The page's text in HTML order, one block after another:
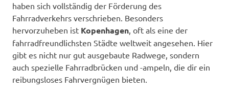
haben sich vollständig der Förderung des
Fahrradverkehrs verschrieben. Besonders
hervorzuheben ist Kopenhagen, oft als eine der
fahrradfreundlichsten Städte weltweit angesehen. Hier
gibt es nicht nur gut ausgebaute Radwege, sondern
auch spezielle Fahrradbrücken und -ampeln, die dir ein
reibungsloses Fahrvergnügen bieten.